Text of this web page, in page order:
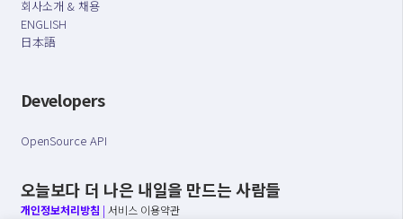
회사소개 & 채용
ENGLISH
日本語
Developers
OpenSource API
오늘보다 더 나은 내일을 만드는 사람들
개인정보처리방침 | 서비스 이용약관